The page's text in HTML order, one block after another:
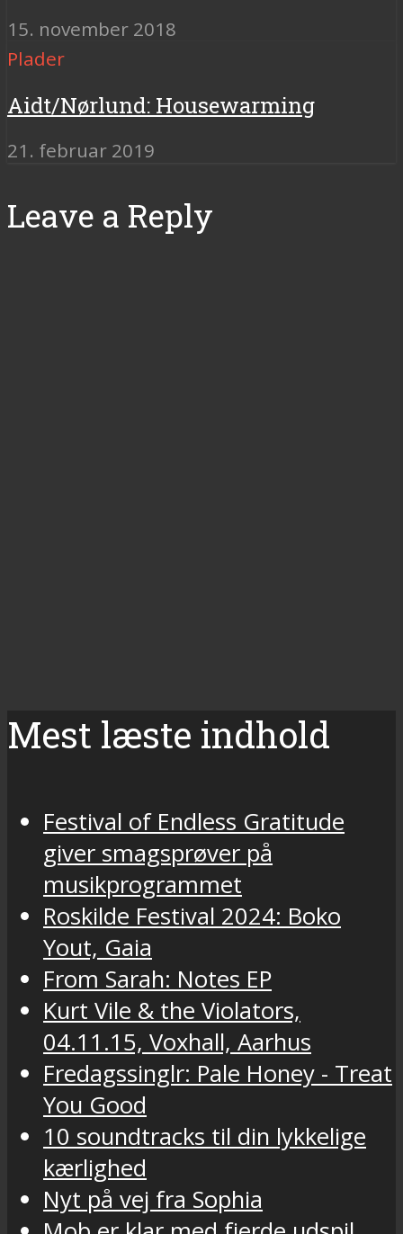
15. november 2018
Plader
Aidt/Nørlund: Housewarming
21. februar 2019
Leave a Reply
Mest læste indhold
Festival of Endless Gratitude
giver smagsprøver på
musikprogrammet
Roskilde Festival 2024: Boko
Yout, Gaia
From Sarah: Notes EP
Kurt Vile & the Violators,
04.11.15, Voxhall, Aarhus
Fredagssinglr: Pale Honey - Treat
You Good
10 soundtracks til din lykkelige
kærlighed
Nyt på vej fra Sophia